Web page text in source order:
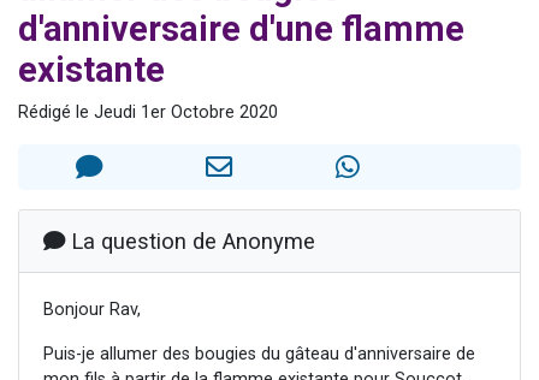
Eva vient de donner son Maasser
d'anniversaire d'une flamme
existante
Rédigé le Jeudi 1er Octobre 2020
La question de Anonyme
Bonjour Rav,
Puis-je allumer des bougies du gâteau d'anniversaire de